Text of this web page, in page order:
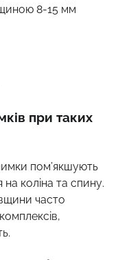
8-15 мм
при таких
пом’якшують
коліна та спину.
часто